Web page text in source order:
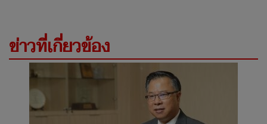
ข่าวที่เกี่ยวข้อง